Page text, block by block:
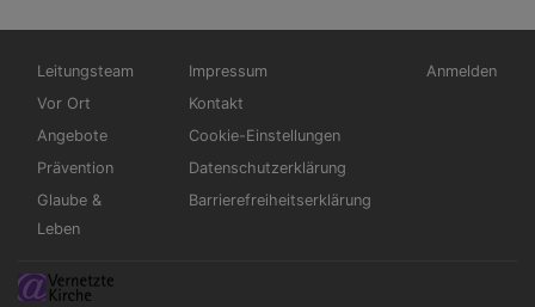
Hauptnavigation
Leitungsteam
Vor Ort
Angebote
Prävention
Glaube &
Leben
Fußbereichsmenü
Impressum
Kontakt
Cookie-Einstellungen
Datenschutzerklärung
Barrierefreiheitserklärung
Anmelden